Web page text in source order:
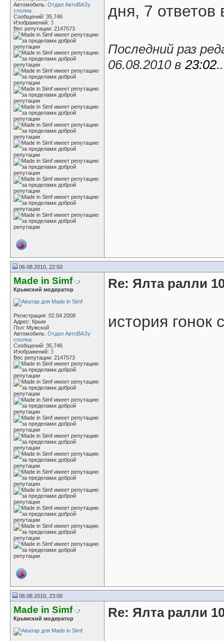
Автомобиль: Отдал АвтоВАЗу
сполна .
Сообщений: 35,746
Изображений: 3
Вес репутации: 2147573
дня, 7 ответов
Последний раз
06.08.2010 в 23:02..
06.08.2010, 22:50
Made in Simf
Крымский модератор
Регистрация: 02.04.2008
Адрес: Крым
Пол: Мужской
Автомобиль: Отдал АвтоВАЗу
сполна .
Сообщений: 35,746
Изображений: 3
Вес репутации: 2147573
Re: Ялта ралли
история гонок
06.08.2010, 23:00
Made in Simf
Крымский модератор Re: Ялта ралли